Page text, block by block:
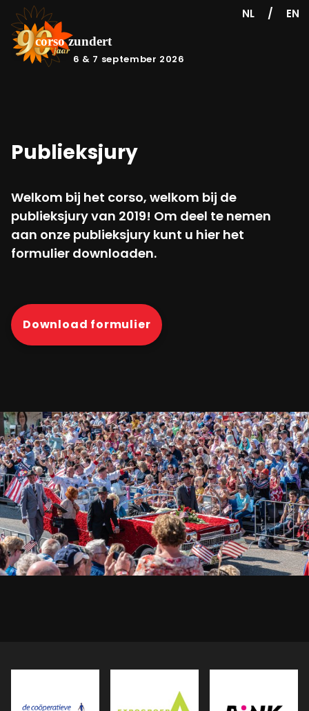
6 & 7 september 2026
NL / EN
Publieksjury
Welkom bij het corso, welkom bij de
publieksjury van 2019! Om deel te nemen
aan onze publieksjury kunt u hier het
formulier downloaden.
Download formulier